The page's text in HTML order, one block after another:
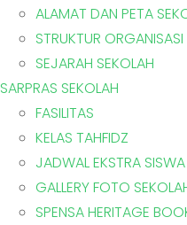
ALAMAT DAN PETA
STRUKTUR ORGANISASI
SEJARAH SEKOLAH
SARPRAS SEKOLAH
FASILITAS
KELAS TAHFIDZ
JADWAL EKSTRA SISWA
GALLERY FOTO
SPENSA HERITAGE